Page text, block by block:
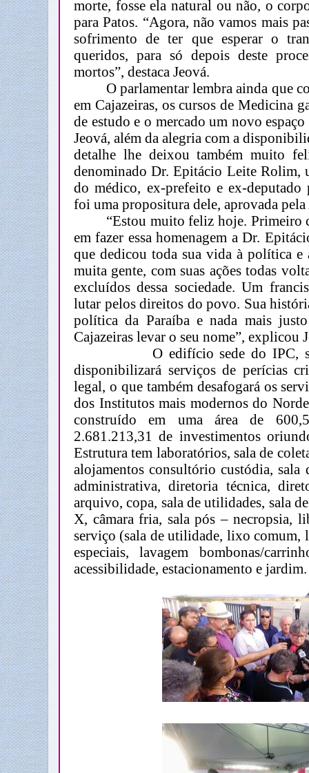
morte, fosse ela natural ou não, o
para Patos. “Agora, não vamos mais
sofrimento de ter que esperar o
queridos, para só depois deste
mortos”, destaca Jeová.
O parlamentar lembra ainda que
em Cajazeiras, os cursos de Medicina
de estudo e o mercado um novo
Jeová, além da alegria com a
detalhe lhe deixou também muito
denominado Dr. Epitácio Leite Rolim,
do médico, ex-prefeito e ex-deputado
foi uma propositura dele, aprovada
“Estou muito feliz hoje. Primeiro
em fazer essa homenagem a Dr.
que dedicou toda sua vida à política
muita gente, com suas ações todas
excluídos dessa sociedade. Um
lutar pelos direitos do povo. Sua
política da Paraíba e nada mais
Cajazeiras levar o seu nome”, explicou
O edifício sede do IPC,
disponibilizará serviços de perícias
legal, o que também desafogará os
dos Institutos mais modernos do
construído em uma área de
2.681.213,31 de investimentos
Estrutura tem laboratórios, sala de
alojamentos consultório custódia, sala
administrativa, diretoria técnica,
arquivo, copa, sala de utilidades, sala
X, câmara fria, sala pós – necropsia,
serviço (sala de utilidade, lixo comum,
especiais, lavagem bombonas/
acessibilidade, estacionamento e jardim.